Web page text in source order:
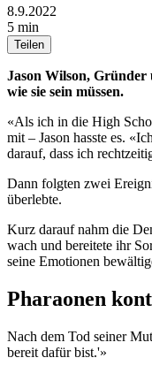
8.9.2022
5 min
Teilen
Jason Wilson, Gründer
wie sie sein müssen.
«Als ich in die High
mit – Jason hasste es.
darauf, dass ich
Dann folgten zwei
überlebte.
Kurz darauf nahm die
wach und bereitete ihr
seine Emotionen
Pharaonen
Nach dem Tod seiner
bereit dafür bist.'»